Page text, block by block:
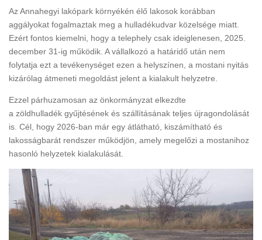
Az Annahegyi lakópark környékén élő lakosok korábban
aggályokat fogalmaztak meg a hulladékudvar közelsége miatt.
Ezért fontos kiemelni, hogy a telephely csak ideiglenesen, 2025.
december 31-ig működik. A vállalkozó a határidő után nem
folytatja ezt a tevékenységet ezen a helyszínen, a mostani nyitás
kizárólag átmeneti megoldást jelent a kialakult helyzetre.
Ezzel párhuzamosan az önkormányzat elkezdte
a zöldhulladék gyűjtésének és szállításának teljes újragondolását
is. Cél, hogy 2026-ban már egy átlátható, kiszámítható és
lakosságbarát rendszer működjön, amely megelőzi a mostanihoz
hasonló helyzetek kialakulását.